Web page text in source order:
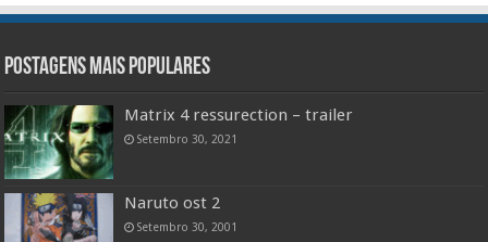
Postagens mais populares
Matrix 4 ressurection – trailer
Setembro 30, 2021
Naruto ost 2
Setembro 30, 2001